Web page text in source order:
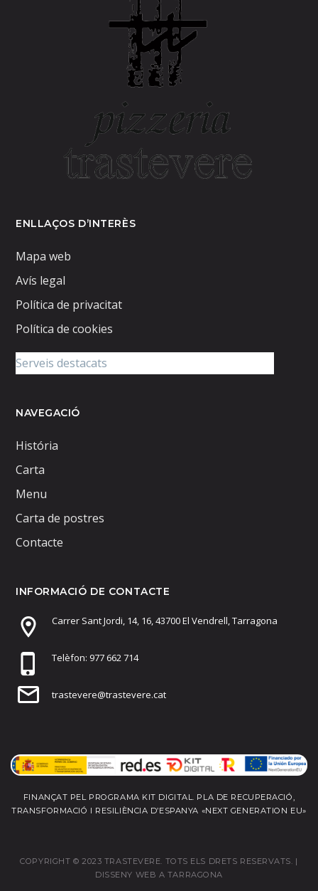
ENLLAÇOS D’INTERÈS
Mapa web
Avís legal
Política de privacitat
Política de cookies
NAVEGACIÓ
História
Carta
Menu
Carta de postres
Contacte
INFORMACIÓ DE CONTACTE
Carrer Sant Jordi, 14, 16, 43700 El Vendrell, Tarragona
Telèfon: 977 662 714
trastevere@trastevere.cat
FINANÇAT PEL PROGRAMA KIT DIGITAL. PLA DE RECUPERACIÓ,
TRANSFORMACIÓ I RESILIÈNCIA D’ESPANYA «NEXT GENERATION EU»
COPYRIGHT © 2023 TRASTEVERE. TOTS ELS DRETS RESERVATS. |
DISSENY WEB A TARRAGONA